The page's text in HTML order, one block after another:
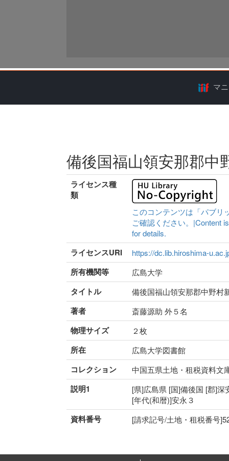
マ
備後国福山領安那郡中
ライセンス種
類
このコンテンツは「パブリ
ご確認ください。|Content
for details.
ライセンスURI https://dc.lib.hiroshima-
所有機関等 広島大学
タイトル 備後国福山領安那郡中野村
著者 斎藤源助 外５名
物理サイズ ２枚
所在 広島大学図書館
コレクション 中国五県土地・租税資料文
説明1
[県]広島県 [国]備後国 [郡]
[年代(和暦)]安永３
資料番号 [請求記号/土地・租税番号